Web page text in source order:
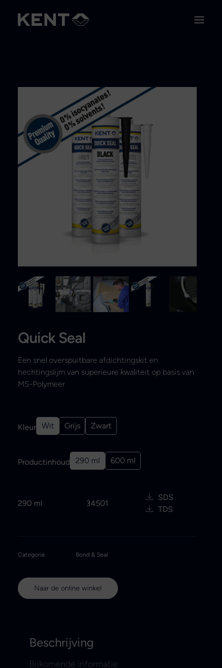
Quick Seal
Een snel overspuitbare afdichtingskit en
hechtingslijm van superieure kwaliteit op basis van
MS-Polymeer
Kleur Wit Grijs Zwart
Productinhoud 290 ml 600 ml
290 ml 34501
SDS
TDS
Categorie Bond & Seal
Naar de online winkel
Beschrijving
Bijkomende informatie